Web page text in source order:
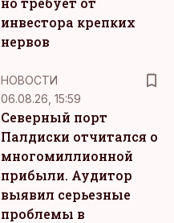
инвестора крепких
нервов
НОВОСТИ
06.08.26, 15:59
Северный порт
Палдиски отчитался о
многомиллионной
прибыли. Аудитор
выявил серьезные
проблемы в